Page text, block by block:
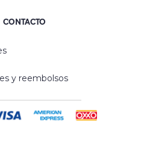
CONTACTO
y reembolsos